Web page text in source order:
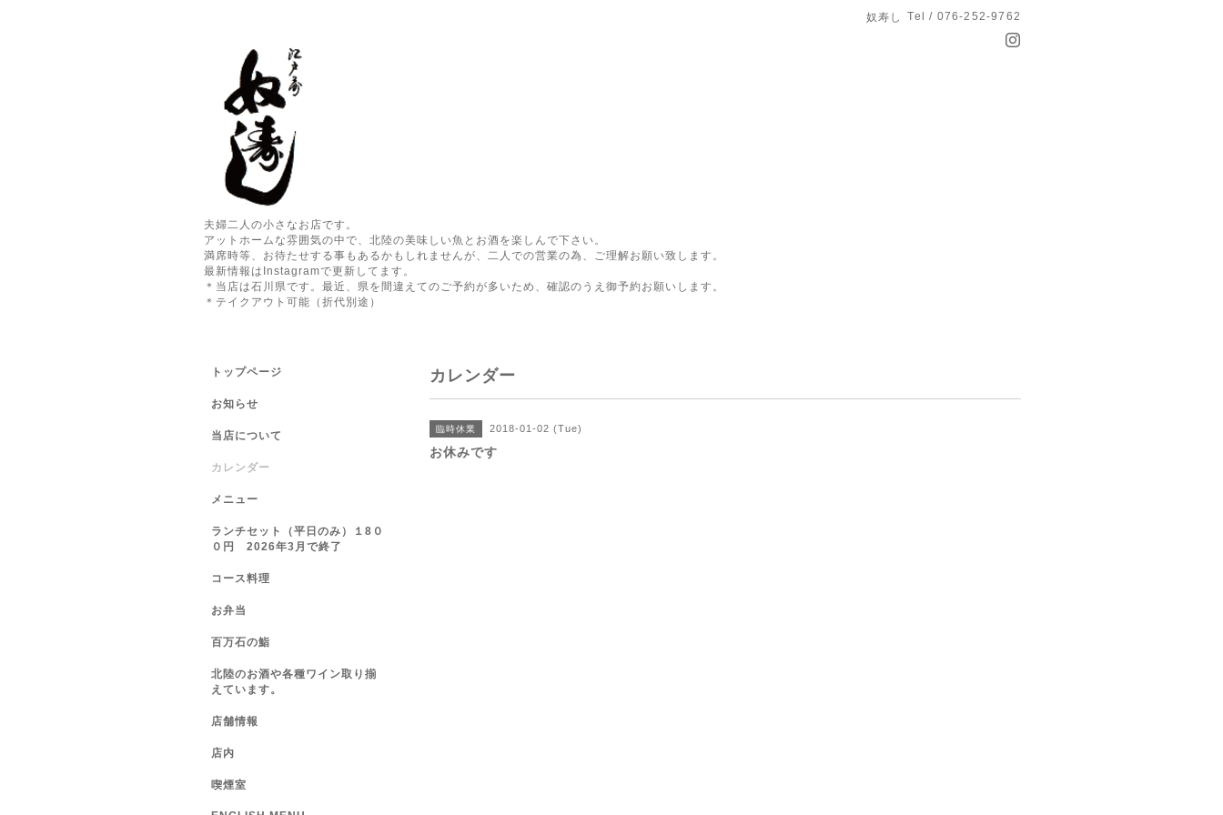
奴寿し Tel / 076-252-9762
夫婦二人の小さなお店です。
アットホームな雰囲気の中で、北陸の美味しい魚とお酒を楽しんで下さい。
満席時等、お待たせする事もあるかもしれませんが、二人での営業の為、ご理解お願い致します。
最新情報はInstagramで更新してます。
＊当店は石川県です。最近、県を間違えてのご予約が多いため、確認のうえ御予約お願いします。
＊テイクアウト可能（折代別途）
カレンダー
臨時休業 2018-01-02 (Tue)
お休みです
トップページ
お知らせ
当店について
カレンダー
メニュー
ランチセット（平日のみ）１8０
０円 2026年3月で終了
コース料理
お弁当
百万石の鮨
北陸のお酒や各種ワイン取り揃
えています。
店舗情報
店内
喫煙室